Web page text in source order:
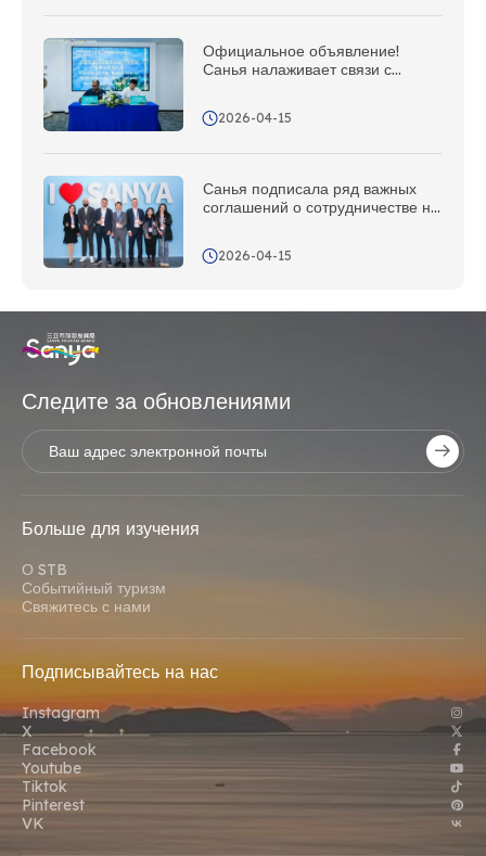
Официальное объявление!
Санья налаживает связи с
партнеров добавился новый друг
из южной части Тихого океана!
2026-04-15
Санья подписала ряд важных
соглашений о сотрудничестве на
2026-04-15
Следите за обновлениями
Больше для изучения
О STB
Событийный туризм
Свяжитесь с нами
Подписывайтесь на нас
Instagram
X
Facebook
Youtube
Tiktok
Pinterest
VK